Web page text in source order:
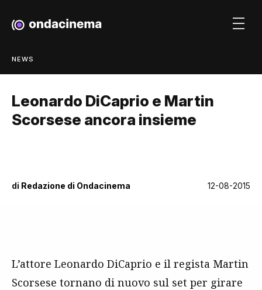
NEWS
Leonardo DiCaprio e Martin
Scorsese ancora insieme
di Redazione di Ondacinema 12-08-2015
L’attore Leonardo DiCaprio e il regista Martin
Scorsese tornano di nuovo sul set per girare